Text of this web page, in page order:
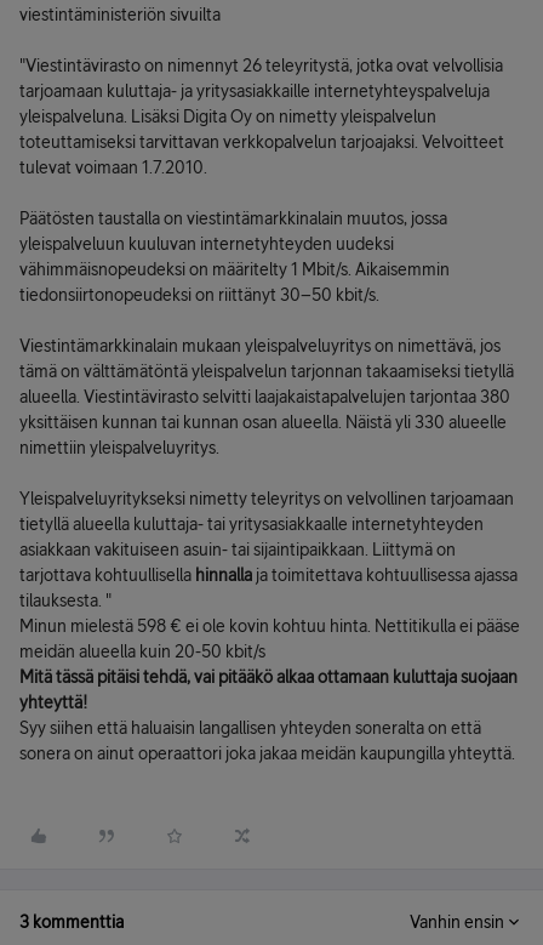
viestintäministeriön sivuilta
"Viestintävirasto on nimennyt 26 teleyritystä, jotka ovat velvollisia
tarjoamaan kuluttaja- ja yritysasiakkaille internetyhteyspalveluja
yleispalveluna. Lisäksi Digita Oy on nimetty yleispalvelun
toteuttamiseksi tarvittavan verkkopalvelun tarjoajaksi. Velvoitteet
tulevat voimaan 1.7.2010.
Päätösten taustalla on viestintämarkkinalain muutos, jossa
yleispalveluun kuuluvan internetyhteyden uudeksi
vähimmäisnopeudeksi on määritelty 1 Mbit/s. Aikaisemmin
tiedonsiirtonopeudeksi on riittänyt 30–50 kbit/s.
Viestintämarkkinalain mukaan yleispalveluyritys on nimettävä, jos
tämä on välttämätöntä yleispalvelun tarjonnan takaamiseksi tietyllä
alueella. Viestintävirasto selvitti laajakaistapalvelujen tarjontaa 380
yksittäisen kunnan tai kunnan osan alueella. Näistä yli 330 alueelle
nimettiin yleispalveluyritys.
Yleispalveluyritykseksi nimetty teleyritys on velvollinen tarjoamaan
tietyllä alueella kuluttaja- tai yritysasiakkaalle internetyhteyden
asiakkaan vakituiseen asuin- tai sijaintipaikkaan. Liittymä on
tarjottava kohtuullisella hinnalla ja toimitettava kohtuullisessa ajassa
tilauksesta. "
Minun mielestä 598 € ei ole kovin kohtuu hinta. Nettitikulla ei pääse
meidän alueella kuin 20-50 kbit/s
Mitä tässä pitäisi tehdä, vai pitääkö alkaa ottamaan kuluttaja suojaan
yhteyttä!
Syy siihen että haluaisin langallisen yhteyden soneralta on että
sonera on ainut operaattori joka jakaa meidän kaupungilla yhteyttä.
3 kommenttia Vanhin ensin